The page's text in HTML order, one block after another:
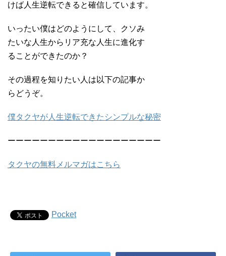
けば人生逆転できると確信しています。
いったい僕はどのようにして、クソみ
たいな人生からリア充な人生に進化す
ることができたのか？
その過程を知りたい人は以下の記事か
らどうぞ。
僕タクヤが人生逆転できたシンプルな秘密
ーーーーーーーーーーーーーーーーーーー
タクヤの無料メルマガはこちら
Pocket